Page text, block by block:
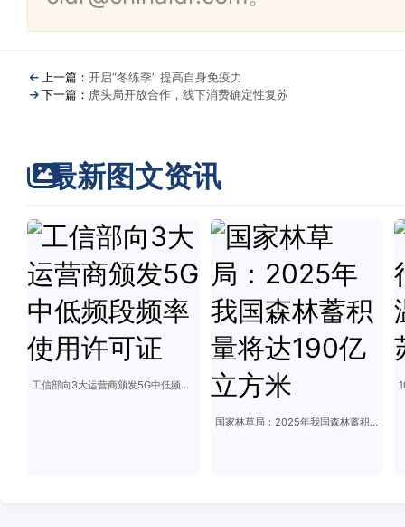
上一篇： 开启“冬练季” 提高自身免疫力
下一篇： 虎头局开放合作，线下消费确定性复苏
最新图文资讯
工信部向3大运营商颁发5G中低频段频率使用许可证
国家林草局：2025年我国森林蓄积量将达190亿立方米